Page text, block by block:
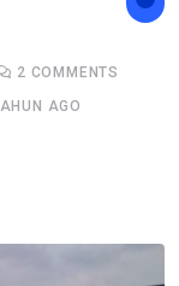
2 COMMENTS
AGO